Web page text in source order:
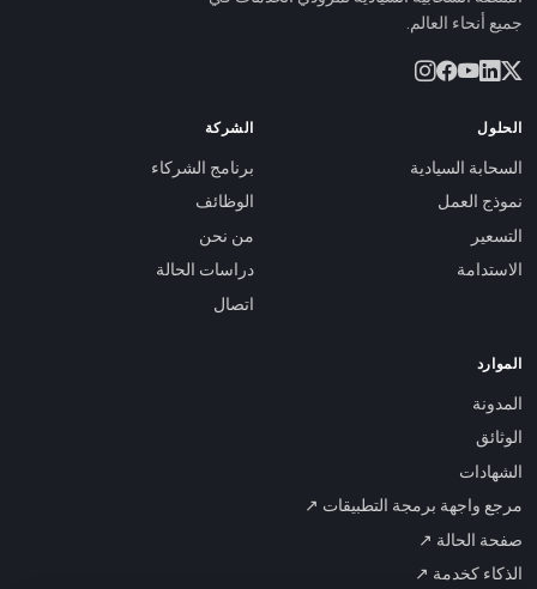
جميع أنحاء العالم.
الحلول
السحابة السيادية
نموذج العمل
التسعير
الاستدامة
الشركة
برنامج الشركاء
الوظائف
من نحن
دراسات الحالة
اتصال
الموارد
المدونة
الوثائق
الشهادات
مرجع واجهة برمجة التطبيقات ↗
صفحة الحالة ↗
الذكاء كخدمة ↗